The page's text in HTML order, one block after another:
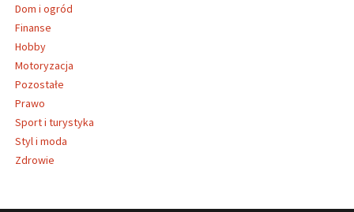
Dom i ogród
Finanse
Hobby
Motoryzacja
Pozostałe
Prawo
Sport i turystyka
Styl i moda
Zdrowie